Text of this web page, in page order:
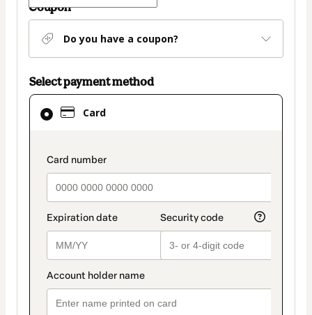
Coupon
Do you have a coupon?
Select payment method
Card
payment_data.section_title_v2
Card
selected
method